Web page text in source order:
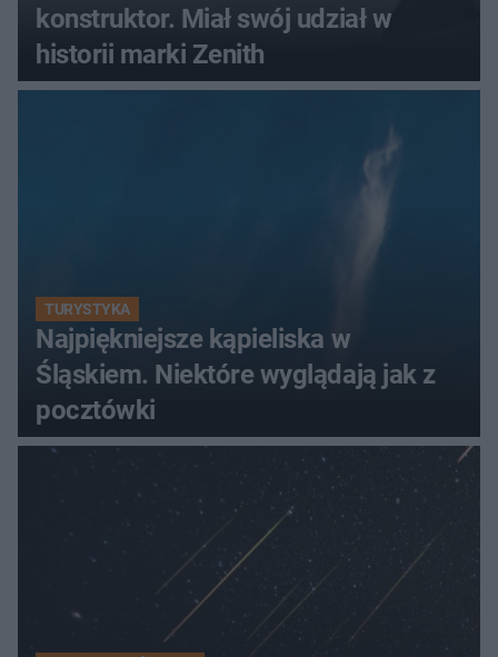
konstruktor. Miał swój udział w
historii marki Zenith
TURYSTYKA
Najpiękniejsze kąpieliska w
Śląskiem. Niektóre wyglądają jak z
pocztówki